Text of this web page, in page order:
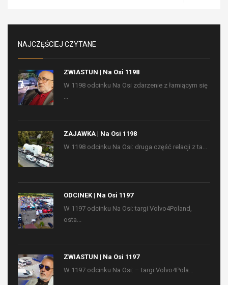
NAJCZĘŚCIEJ CZYTANE
ZWIASTUN | Na Osi 1198
W 1198 odcinku Na Osi zdarzenie z łamiącym się
...
ZAJAWKA | Na Osi 1198
W 1198 odcinku Na Osi: druga część relacji z ta...
ODCINEK | Na Osi 1197
W 1197 odcinku Na Osi: targi Volvo4Poland,
osta...
ZWIASTUN | Na Osi 1197
W 1197 odcinku Na Osi: – targi Volvo4Pola...